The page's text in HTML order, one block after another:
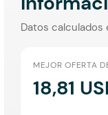
Datos calculados
MEJOR OFERTA
18,81